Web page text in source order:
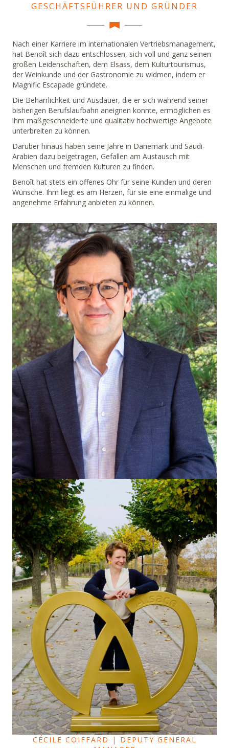
GESCHÄFTSFÜHRER UND GRÜNDER
Nach einer Karriere im internationalen Vertriebsmanagement,
hat Benoît sich dazu entschlossen, sich voll und ganz seinen
großen Leidenschaften, dem Elsass, dem Kulturtourismus,
der Weinkunde und der Gastronomie zu widmen, indem er
Magnific Escapade gründete.
Die Beharrlichkeit und Ausdauer, die er sich während seiner
bisherigen Berufslaufbahn aneignen konnte, ermöglichen es
ihm maßgeschneiderte und qualitativ hochwertige Angebote
unterbreiten zu können.
Darüber hinaus haben seine Jahre in Dänemark und Saudi-
Arabien dazu beigetragen, Gefallen am Austausch mit
Menschen und fremden Kulturen zu finden.
Benoît hat stets ein offenes Ohr für seine Kunden und deren
Wünsche. Ihm liegt es am Herzen, für sie eine einmalige und
angenehme Erfahrung anbieten zu können.
CÉCILE COIFFARD | DEPUTY GENERAL